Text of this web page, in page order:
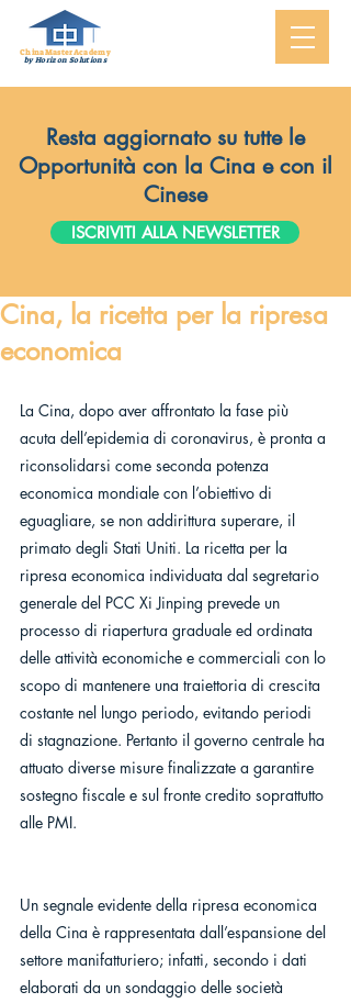
ChinaMasterAcademy
by Horizon Solutions
Resta aggiornato su tutte le
Opportunità con la Cina e con il
Cinese
ISCRIVITI ALLA NEWSLETTER
Cina, la ricetta per la ripresa
economica
La Cina, dopo aver affrontato la fase più
acuta dell’epidemia di coronavirus, è pronta a
riconsolidarsi come seconda potenza
economica mondiale con l’obiettivo di
eguagliare, se non addirittura superare, il
primato degli Stati Uniti. La ricetta per la
ripresa economica individuata dal segretario
generale del PCC Xi Jinping prevede un
processo di riapertura graduale ed ordinata
delle attività economiche e commerciali con lo
scopo di mantenere una traiettoria di crescita
costante nel lungo periodo, evitando periodi
di stagnazione. Pertanto il governo centrale ha
attuato diverse misure finalizzate a garantire
sostegno fiscale e sul fronte credito soprattutto
alle PMI.
Un segnale evidente della ripresa economica
della Cina è rappresentata dall’espansione del
settore manifatturiero; infatti, secondo i dati
elaborati da un sondaggio delle società